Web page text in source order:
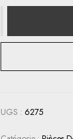
UGS :6275